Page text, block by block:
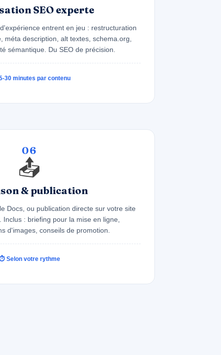
SEO experte
entrent en jeu : restructuration
méta description, alt textes, schema.org,
sémantique. Du SEO de précision.
30 minutes par contenu
06
📤
& publication
Docs, ou publication directe sur votre site
Inclus : briefing pour la mise en ligne,
d'images, conseils de promotion.
Selon votre rythme